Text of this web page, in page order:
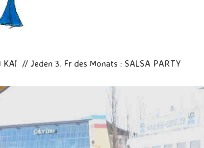
KAI // Jeden 3. Fr des Monats : SALSA PARTY